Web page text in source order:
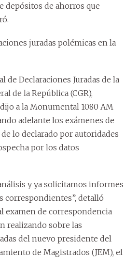
depósitos de ahorros que
juradas polémicas en la
de Declaraciones Juradas de la
de la República (CGR),
a la Monumental 1080 AM
adelante los exámenes de
lo declarado por autoridades
por los datos
y ya solicitamos informes
correspondientes”, detalló
examen de correspondencia
realizando sobre las
del nuevo presidente del
de Magistrados (JEM), el